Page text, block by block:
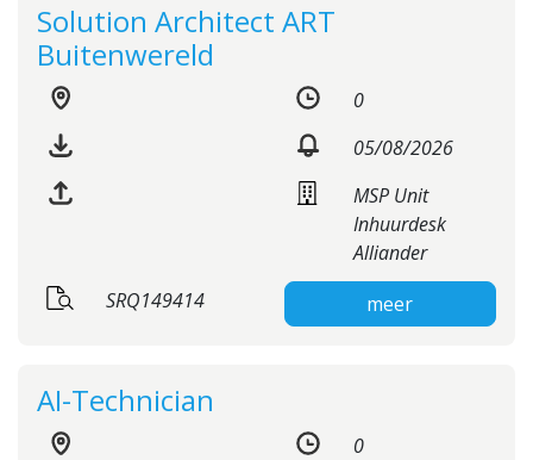
Solution Architect ART
Buitenwereld
0
05/08/2026
MSP Unit
Inhuurdesk
Alliander
SRQ149414
meer
AI-Technician
0